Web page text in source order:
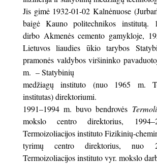
Jis gimė 1932-01-02 Kalnėnuose
baigė Kauno politechnikos institutą.
dirbo Akmenės cemento gamykloje,
Lietuvos liaudies ūkio tarybos
pramonės valdybos viršininko
m. – Statybinių
medžiagų instituto (nuo 1965 m.
institutas) direktoriumi.
1991–1994 m. buvo bendrovės
mokslo centro direktorius,
Termoizoliacijos instituto Fizikinių-
tyrimų centro direktorius,
Termoizoliacijos instituto vyr. mokslo